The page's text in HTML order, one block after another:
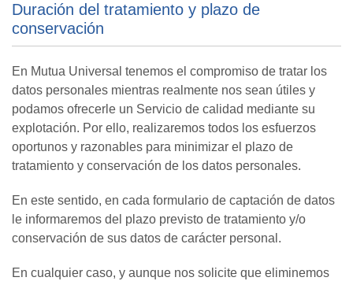
Duración del tratamiento y plazo de
conservación
En Mutua Universal tenemos el compromiso de tratar los
datos personales mientras realmente nos sean útiles y
podamos ofrecerle un Servicio de calidad mediante su
explotación. Por ello, realizaremos todos los esfuerzos
oportunos y razonables para minimizar el plazo de
tratamiento y conservación de los datos personales.
En este sentido, en cada formulario de captación de datos
le informaremos del plazo previsto de tratamiento y/o
conservación de sus datos de carácter personal.
En cualquier caso, y aunque nos solicite que eliminemos